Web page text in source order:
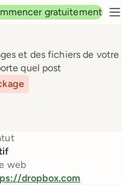
gratuitement
et des fichiers de votre
quel post
web
dropbox.com